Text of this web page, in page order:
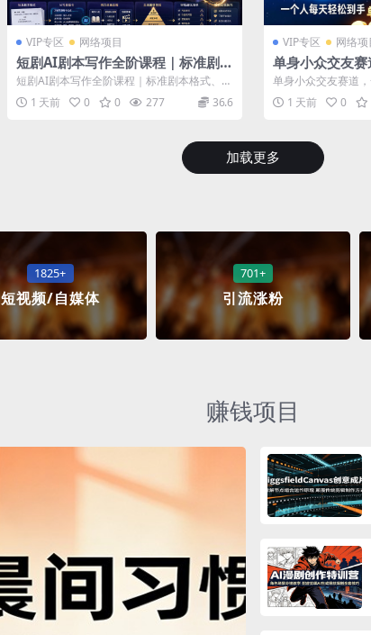
VIP专区 网络项目
短剧AI剧本写作全阶课程｜标准剧本
格式、AI写剧指令、投稿过稿技巧、
网文改编、主线剧情把控、审稿避坑
全套实操教学
短剧AI剧本写作全阶课程｜标准剧本格式、AI
写剧指令、投稿过稿技巧、网文改编、主...
1 天前 0 0 277 36.6
VIP专区 网络项
单身小众交友
到手1000+，
秘】
单身小众交友赛道
0+，落地快、见效
1 天前 0
加载更多
1825+
短视频/自媒体
701+
引流涨粉
赚钱项目